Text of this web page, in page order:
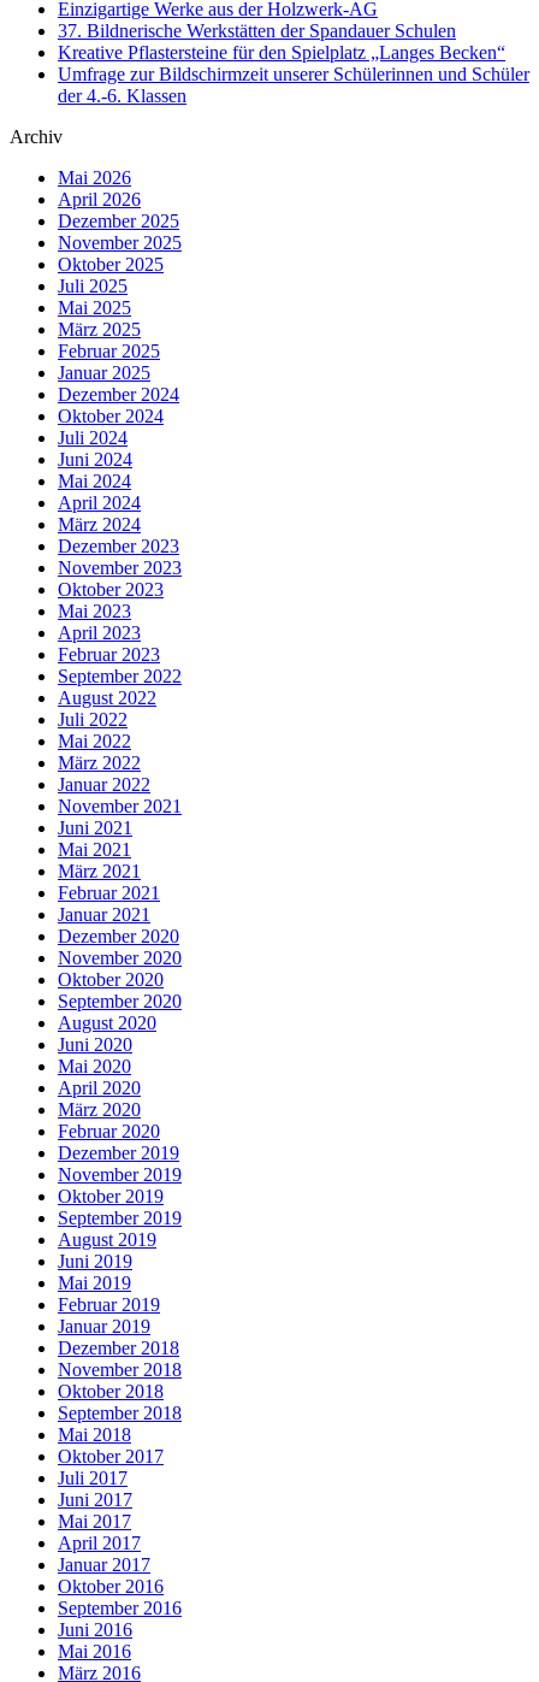
Einzigartige Werke aus der Holzwerk-AG
37. Bildnerische Werkstätten der Spandauer Schulen
Kreative Pflastersteine für den Spielplatz „Langes Becken“
Umfrage zur Bildschirmzeit unserer Schülerinnen und Schüler
der 4.-6. Klassen
Archiv
Mai 2026
April 2026
Dezember 2025
November 2025
Oktober 2025
Juli 2025
Mai 2025
März 2025
Februar 2025
Januar 2025
Dezember 2024
Oktober 2024
Juli 2024
Juni 2024
Mai 2024
April 2024
März 2024
Dezember 2023
November 2023
Oktober 2023
Mai 2023
April 2023
Februar 2023
September 2022
August 2022
Juli 2022
Mai 2022
März 2022
Januar 2022
November 2021
Juni 2021
Mai 2021
März 2021
Februar 2021
Januar 2021
Dezember 2020
November 2020
Oktober 2020
September 2020
August 2020
Juni 2020
Mai 2020
April 2020
März 2020
Februar 2020
Dezember 2019
November 2019
Oktober 2019
September 2019
August 2019
Juni 2019
Mai 2019
Februar 2019
Januar 2019
Dezember 2018
November 2018
Oktober 2018
September 2018
Mai 2018
Oktober 2017
Juli 2017
Juni 2017
Mai 2017
April 2017
Januar 2017
Oktober 2016
September 2016
Juni 2016
Mai 2016
März 2016